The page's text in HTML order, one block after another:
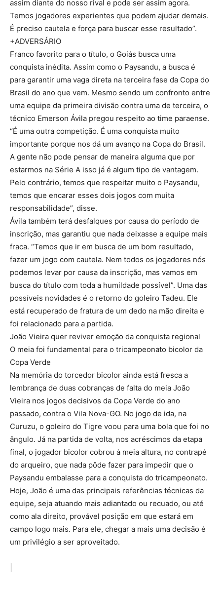
assim diante do nosso rival e pode ser assim agora.
Temos jogadores experientes que podem ajudar demais.
É preciso cautela e força para buscar esse resultado”.
+ADVERSÁRIO
Franco favorito para o título, o Goiás busca uma
conquista inédita. Assim como o Paysandu, a busca é
para garantir uma vaga direta na terceira fase da Copa do
Brasil do ano que vem. Mesmo sendo um confronto entre
uma equipe da primeira divisão contra uma de terceira, o
técnico Emerson Ávila pregou respeito ao time paraense.
“É uma outra competição. É uma conquista muito
importante porque nos dá um avanço na Copa do Brasil.
A gente não pode pensar de maneira alguma que por
estarmos na Série A isso já é algum tipo de vantagem.
Pelo contrário, temos que respeitar muito o Paysandu,
temos que encarar esses dois jogos com muita
responsabilidade”, disse.
Ávila também terá desfalques por causa do período de
inscrição, mas garantiu que nada deixasse a equipe mais
fraca. “Temos que ir em busca de um bom resultado,
fazer um jogo com cautela. Nem todos os jogadores nós
podemos levar por causa da inscrição, mas vamos em
busca do título com toda a humildade possível”. Uma das
possíveis novidades é o retorno do goleiro Tadeu. Ele
está recuperado de fratura de um dedo na mão direita e
foi relacionado para a partida.
João Vieira quer reviver emoção da conquista regional
O meia foi fundamental para o tricampeonato bicolor da
Copa Verde
Na memória do torcedor bicolor ainda está fresca a
lembrança de duas cobranças de falta do meia João
Vieira nos jogos decisivos da Copa Verde do ano
passado, contra o Vila Nova-GO. No jogo de ida, na
Curuzu, o goleiro do Tigre voou para uma bola que foi no
ângulo. Já na partida de volta, nos acréscimos da etapa
final, o jogador bicolor cobrou à meia altura, no contrapé
do arqueiro, que nada pôde fazer para impedir que o
Paysandu embalasse para a conquista do tricampeonato.
Hoje, João é uma das principais referências técnicas da
equipe, seja atuando mais adiantado ou recuado, ou até
como ala direito, provável posição em que estará em
campo logo mais. Para ele, chegar a mais uma decisão é
um privilégio a ser aproveitado.